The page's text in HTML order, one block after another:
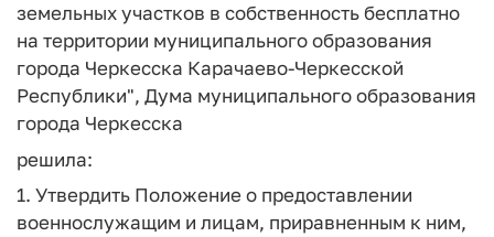
земельных участков в собственность бесплатно
на территории муниципального образования
города Черкесска Карачаево-Черкесской
Республики", Дума муниципального образования
города Черкесска
решила:
1. Утвердить Положение о предоставлении
военнослужащим и лицам, приравненным к ним,